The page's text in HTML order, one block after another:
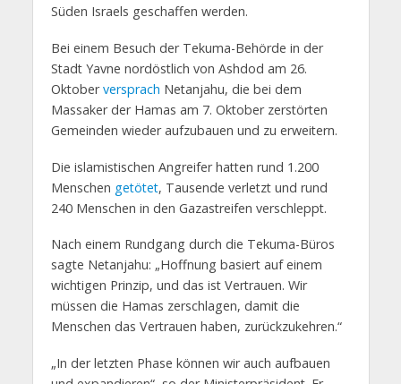
Süden Israels geschaffen werden.
Bei einem Besuch der Tekuma-Behörde in der
Stadt Yavne nordöstlich von Ashdod am 26.
Oktoberversprach Netanjahu, die bei dem
Massaker der Hamas am 7. Oktober zerstörten
Gemeinden wieder aufzubauen und zu erweitern.
Die islamistischen Angreifer hatten rund 1.200
Menschen getötet, Tausende verletzt und rund
240 Menschen in den Gazastreifen verschleppt.
Nach einem Rundgang durch die Tekuma-Büros
sagte Netanjahu: „Hoffnung basiert auf einem
wichtigen Prinzip, und das ist Vertrauen. Wir
müssen die Hamas zerschlagen, damit die
Menschen das Vertrauen haben, zurückzukehren.“
„In der letzten Phase können wir auch aufbauen